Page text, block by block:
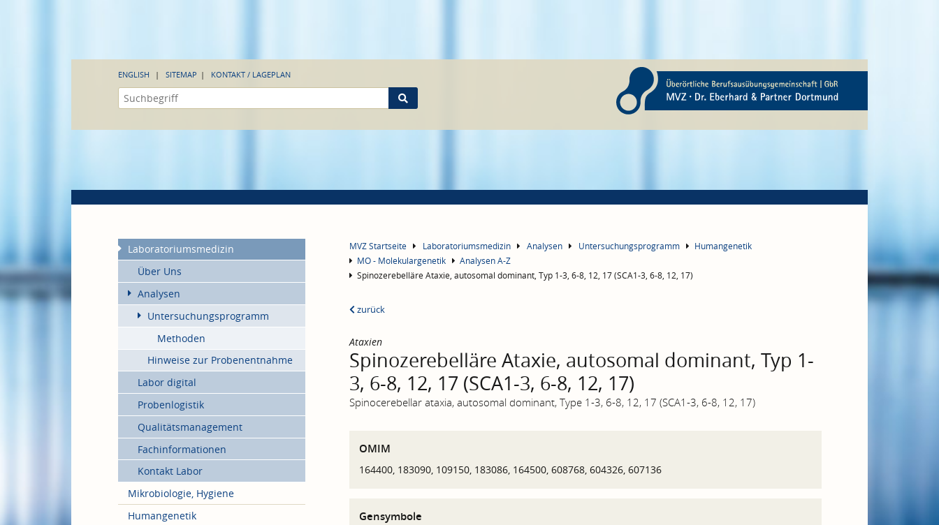
ENGLISH SITEMAP KONTAKT / LAGEPLAN
Laboratoriumsmedizin
Über Uns
Analysen
Untersuchungsprogramm
Methoden
Hinweise zur Probenentnahme
Labor digital
Probenlogistik
Qualitätsmanagement
Fachinformationen
Kontakt Labor
Mikrobiologie, Hygiene
Humangenetik
MVZ Startseite Laboratoriumsmedizin Analysen Untersuchungsprogramm
Humangenetik
MO - Molekulargenetik
Analysen A-Z
Spinozerebelläre Ataxie, autosomal dominant, Typ 1-3, 6-8, 12, 17 (SCA1-3, 6-8, 12, 17)
zurück
Ataxien
Spinozerebelläre Ataxie, autosomal dominant, Typ 1-
3, 6-8, 12, 17 (SCA1-3, 6-8, 12, 17)
Spinocerebellar ataxia, autosomal dominant, Type 1-3, 6-8, 12, 17 (SCA1-3, 6-8, 12, 17)
OMIM
164400, 183090, 109150, 183086, 164500, 608768, 604326, 607136
Gensymbole